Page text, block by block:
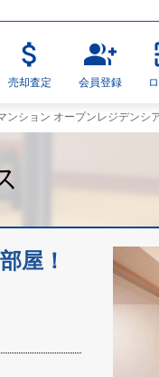
attach_money
売却査定
group_add
会員登録
ンション オープンレジデンシ
屋！